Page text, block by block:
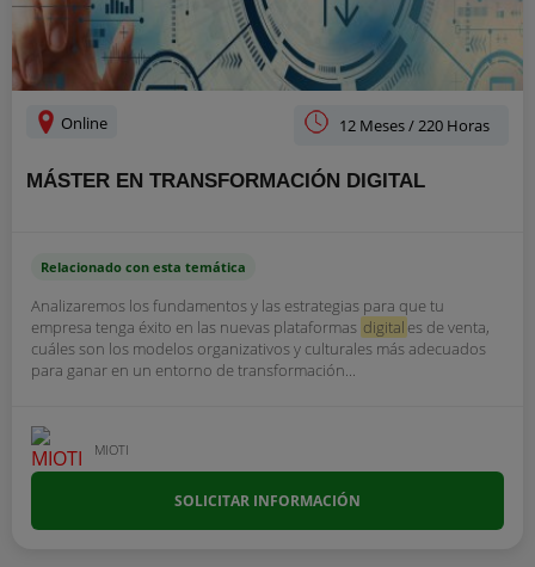
Online 12 Meses / 220 Horas
MÁSTER EN TRANSFORMACIÓN DIGITAL
Relacionado con esta temática
Analizaremos los fundamentos y las estrategias para que tu
empresa tenga éxito en las nuevas plataformas digital es de venta,
cuáles son los modelos organizativos y culturales más adecuados
para ganar en un entorno de transformación...
MIOTI
SOLICITAR INFORMACIÓN